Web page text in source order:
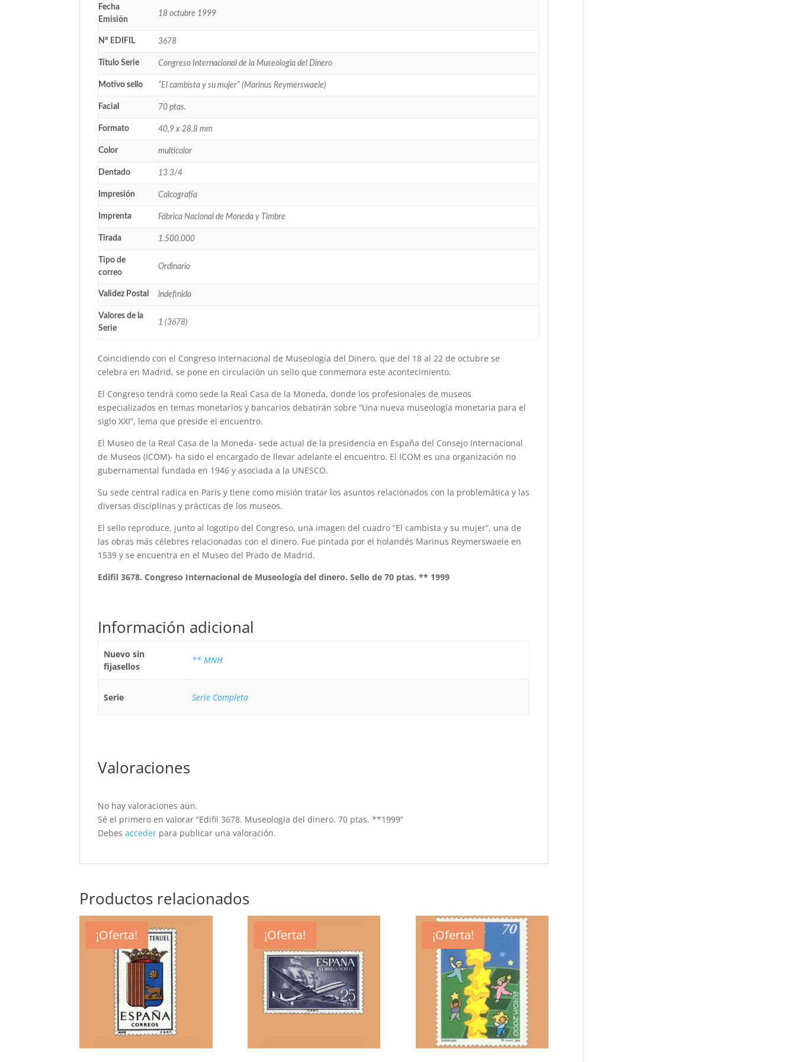
Fecha
Emisión
18 octubre 1999
Nº EDIFIL 3678
Título Serie Congreso Internacional de la Museologia del Dinero
Motivo sello “El cambista y su mujer” (Marinus Reymerswaele)
Facial 70 ptas.
Formato 40,9 x 28,8 mm
Color multicolor
Dentado 13 3/4
Impresión Calcografía
Imprenta Fábrica Nacional de Moneda y Timbre
Tirada 1.500.000
Tipo de
correo
Ordinario
Validez Postal indefinida
Valores de la
Serie
1 (3678)
Coincidiendo con el Congreso Internacional de Museología del Dinero, que del 18 al 22 de octubre se
celebra en Madrid, se pone en circulación un sello que conmemora este acontecimiento.
El Congreso tendrá como sede la Real Casa de la Moneda, donde los profesionales de museos
especializados en temas monetarios y bancarios debatirán sobre “Una nueva museología monetaria para el
siglo XXI”, lema que preside el encuentro.
El Museo de la Real Casa de la Moneda- sede actual de la presidencia en España del Consejo Internacional
de Museos (ICOM)- ha sido el encargado de llevar adelante el encuentro. El ICOM es una organización no
gubernamental fundada en 1946 y asociada a la UNESCO.
Su sede central radica en París y tiene como misión tratar los asuntos relacionados con la problemática y las
diversas disciplinas y prácticas de los museos.
El sello reproduce, junto al logotipo del Congreso, una imagen del cuadro “El cambista y su mujer”, una de
las obras más célebres relacionadas con el dinero. Fue pintada por el holandés Marinus Reymerswaele en
1539 y se encuentra en el Museo del Prado de Madrid.
Edifil 3678. Congreso Internacional de Museología del dinero. Sello de 70 ptas. ** 1999
Información adicional
Nuevo sin
fijasellos
** MNH
Serie Serie Completa
Valoraciones
No hay valoraciones aún.
Sé el primero en valorar “Edifil 3678. Museología del dinero. 70 ptas. **1999”
Debesacceder para publicar una valoración.
Productos relacionados
¡Oferta! ¡Oferta! ¡Oferta!